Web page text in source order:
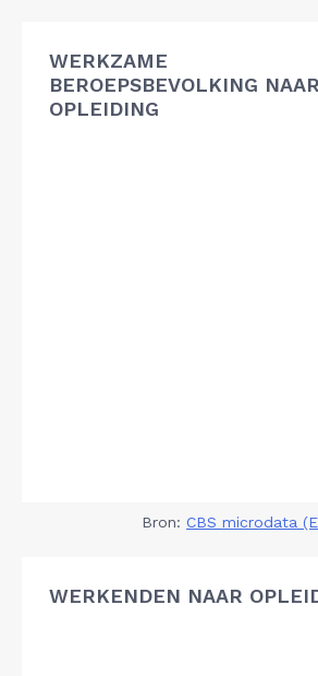
WERKZAME
BEROEPSBEVOLKING NAAR
OPLEIDING
Bron: CBS microdata
WERKENDEN NAAR